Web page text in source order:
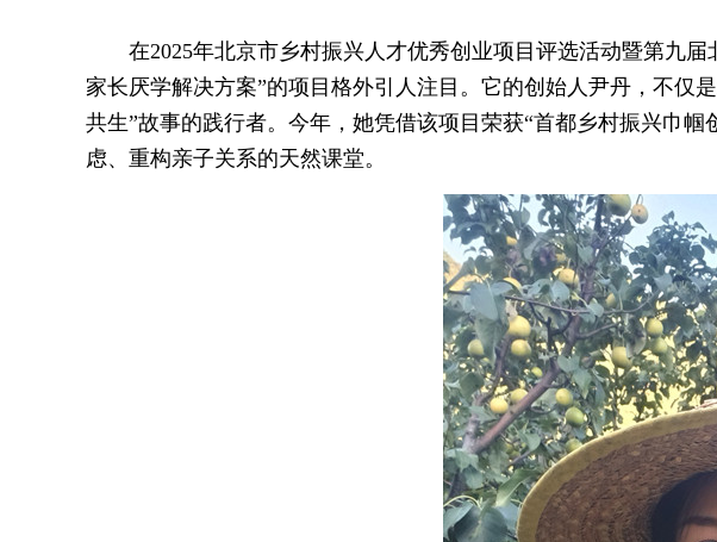
在2025年北京市乡村振兴人才优秀创业项目评选活动暨第九
家长厌学解决方案”的项目格外引人注目。它的创始人尹丹，不仅
共生”故事的践行者。今年，她凭借该项目荣获“首都乡村振兴巾
虑、重构亲子关系的天然课堂。